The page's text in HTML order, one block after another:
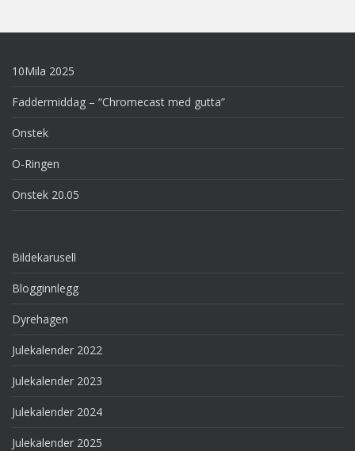
10Mila 2025
Faddermiddag – “Chromecast med gutta”
Onstek
O-Ringen
Onstek 20.05
Bildekarusell
Blogginnlegg
Dyrehagen
Julekalender 2022
Julekalender 2023
Julekalender 2024
Julekalender 2025